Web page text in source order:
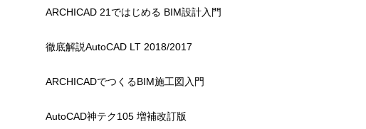
ARCHICAD 21ではじめる BIM設計入門
徹底解説AutoCAD LT 2018/2017
ARCHICADでつくるBIM施工図入門
AutoCAD神テク105 増補改訂版